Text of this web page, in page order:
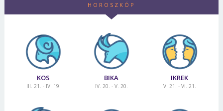
HOROSZKÓP
KOS
III. 21. - IV. 19.
BIKA
IV. 20. - V. 20.
IKREK
V. 21. - VI. 21.